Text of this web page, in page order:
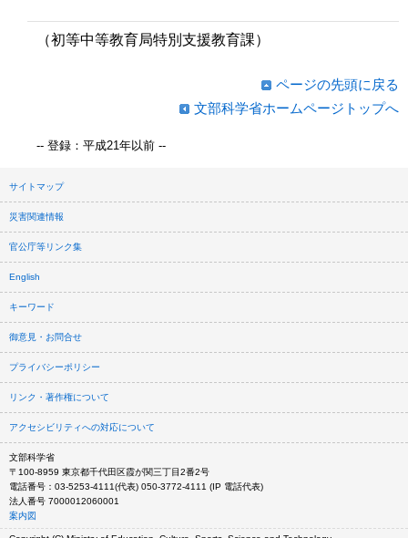
（初等中等教育局特別支援教育課）
ページの先頭に戻る
文部科学省ホームページトップへ
-- 登録：平成21年以前 --
サイトマップ
災害関連情報
官公庁等リンク集
English
キーワード
御意見・お問合せ
プライバシーポリシー
リンク・著作権について
アクセシビリティへの対応について
文部科学省
〒100-8959 東京都千代田区霞が関三丁目2番2号
電話番号：03-5253-4111(代表) 050-3772-4111 (IP 電話代表)
法人番号 7000012060001
案内図